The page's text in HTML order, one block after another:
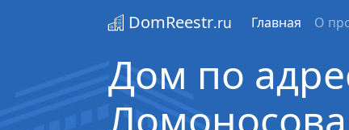
DomReestr.ru Главная О
Дом по